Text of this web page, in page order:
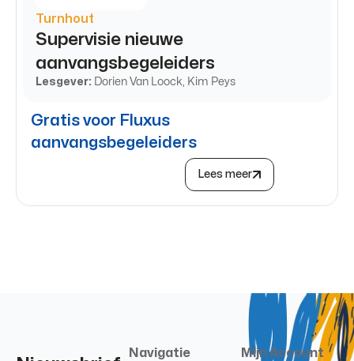
Turnhout
Supervisie nieuwe
aanvangsbegeleiders
Lesgever: Dorien Van Loock, Kim Peys
Gratis voor Fluxus
aanvangsbegeleiders
Lees meer
Navigatie
Mijn Account